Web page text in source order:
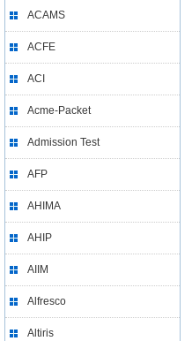
ACAMS
ACFE
ACI
Acme-Packet
Admission Test
AFP
AHIMA
AHIP
AIIM
Alfresco
Altiris